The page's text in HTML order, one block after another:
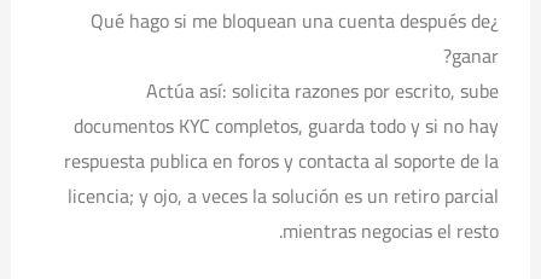
¿Qué hago si me bloquean una cuenta después de
ganar?
Actúa así: solicita razones por escrito, sube
documentos KYC completos, guarda todo y si no hay
respuesta publica en foros y contacta al soporte de la
licencia; y ojo, a veces la solución es un retiro parcial
mientras negocias el resto.